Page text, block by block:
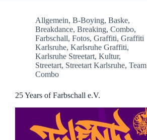
Allgemein, B-Boying, Baske,
Breakdance, Breaking, Combo,
Farbschall, Fotos, Graffiti, Graffiti
Karlsruhe, Karlsruhe Graffiti,
Karlsruhe Streetart, Kultur,
Streetart, Streetart Karlsruhe, Team
Combo
25 Years of Farbschall e.V.